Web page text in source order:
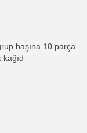
başına 10 parça.